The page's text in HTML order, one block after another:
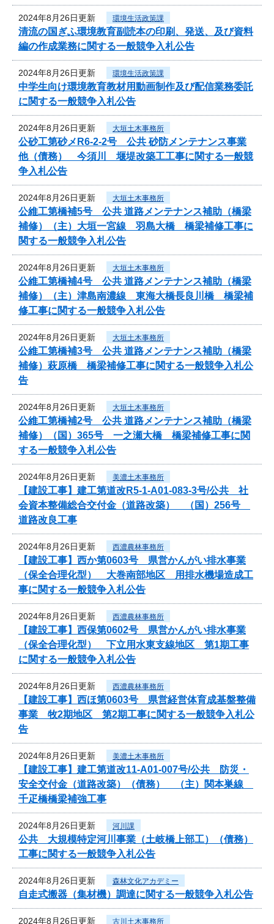
2024年8月26日更新 環境生活政策課
清流の国ぎふ環境教育副読本の印刷、発送、及び資料
編の作成業務に関する一般競争入札公告
2024年8月26日更新 環境生活政策課
中学生向け環境教育教材用動画制作及び配信業務委託
に関する一般競争入札公告
2024年8月26日更新 大垣土木事務所
公砂工第砂メR6-2-2号 公共 砂防メンテナンス事業
他（債務） 今須川 堰堤改築工工事に関する一般競
争入札公告
2024年8月26日更新 大垣土木事務所
公維工第橋補5号 公共 道路メンテナンス補助（橋梁
補修）（主）大垣一宮線 羽島大橋 橋梁補修工事に
関する一般競争入札公告
2024年8月26日更新 大垣土木事務所
公維工第橋補4号 公共 道路メンテナンス補助（橋梁
補修）（主）津島南濃線 東海大橋長良川橋 橋梁補
修工事に関する一般競争入札公告
2024年8月26日更新 大垣土木事務所
公維工第橋補3号 公共 道路メンテナンス補助（橋梁
補修）萩原橋 橋梁補修工事に関する一般競争入札公
告
2024年8月26日更新 大垣土木事務所
公維工第橋補2号 公共 道路メンテナンス補助（橋梁
補修）（国）365号 一之瀬大橋 橋梁補修工事に関
する一般競争入札公告
2024年8月26日更新 美濃土木事務所
【建設工事】建工第道改R5-1-A01-083-3号/公共 社
会資本整備総合交付金（道路改築） （国）256号
道路改良工事
2024年8月26日更新 西濃農林事務所
【建設工事】西か第0603号 県営かんがい排水事業
（保全合理化型） 大巻南部地区 用排水機場造成工
事に関する一般競争入札公告
2024年8月26日更新 西濃農林事務所
【建設工事】西保第0602号 県営かんがい排水事業
（保全合理化型） 下立用水東支線地区 第1期工事
に関する一般競争入札公告
2024年8月26日更新 西濃農林事務所
【建設工事】西ほ第0603号 県営経営体育成基盤整備
事業 牧2期地区 第2期工事に関する一般競争入札公
告
2024年8月26日更新 美濃土木事務所
【建設工事】建工第道改11-A01-007号/公共 防災・
安全交付金（道路改築）（債務） （主）関本巣線
千疋橋橋梁補強工事
2024年8月26日更新 河川課
公共 大規模特定河川事業（土岐橋上部工）（債務）
工事に関する一般競争入札公告
2024年8月26日更新 森林文化アカデミー
自走式搬器（集材機）調達に関する一般競争入札公告
2024年8月26日更新 古川土木事務所